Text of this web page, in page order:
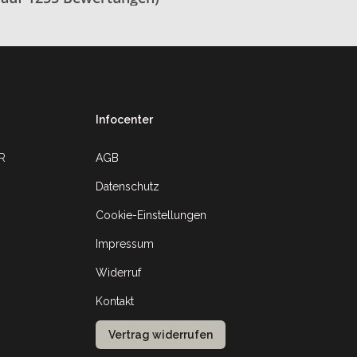
Infocenter
AGB
Datenschutz
Cookie-Einstellungen
Impressum
Widerruf
Kontakt
Vertrag widerrufen